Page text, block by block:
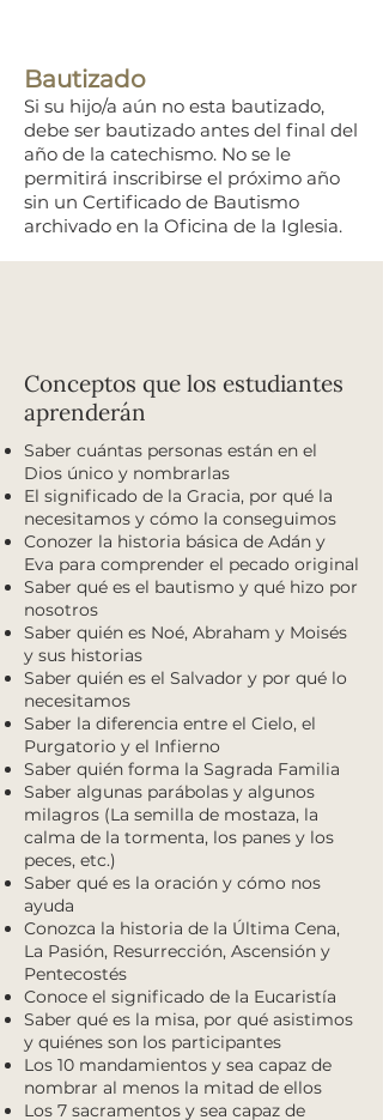
Bautizado
Si su hijo/a aún no esta bautizado,
debe ser bautizado antes del final del
año de la catechismo. No se le
permitirá inscribirse el próximo año
sin un Certificado de Bautismo
archivado en la Oficina de la Iglesia.
Conceptos que los estudiantes
aprenderán
Saber cuántas personas están en el
Dios único y nombrarlas
El significado de la Gracia, por qué la
necesitamos y cómo la conseguimos
Conozer la historia básica de Adán y
Eva para comprender el pecado original
Saber qué es el bautismo y qué hizo por
nosotros
Saber quién es Noé, Abraham y Moisés
y sus historias
Saber quién es el Salvador y por qué lo
necesitamos
Saber la diferencia entre el Cielo, el
Purgatorio y el Infierno
Saber quién forma la Sagrada Familia
Saber algunas parábolas y algunos
milagros (La semilla de mostaza, la
calma de la tormenta, los panes y los
peces, etc.)
Saber qué es la oración y cómo nos
ayuda
Conozca la historia de la Última Cena,
La Pasión, Resurrección, Ascensión y
Pentecostés
Conoce el significado de la Eucaristía
Saber qué es la misa, por qué asistimos
y quiénes son los participantes
Los 10 mandamientos y sea capaz de
nombrar al menos la mitad de ellos
Los 7 sacramentos y sea capaz de